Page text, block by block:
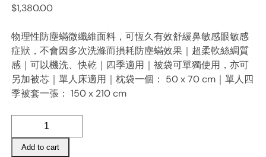
$1,380.00
物理性防塵蟎微纖維面料，可恆久有效舒緩鼻敏感眼敏感
症狀，不會因多次洗滌而損耗防塵蟎效果｜超柔軟絲綢質
感｜可以機洗、快乾｜四季適用｜被袋可單獨使用，亦可
另加被芯｜單人床適用｜枕袋一個： 50 x 70 cm｜單人四
季被套一張： 150 x 210 cm
塵
Add to cart